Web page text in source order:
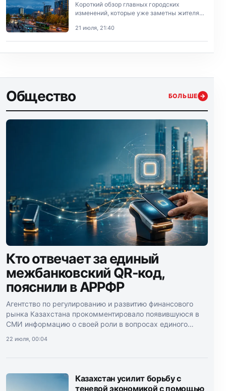
Короткий обзор главных городских
изменений, которые уже заметны жителям
21 июля, 21:40
Общество БОЛЬШЕ →
Кто отвечает за единый
межбанковский QR-код,
пояснили в АРРФР
Агентство по регулированию и развитию финансового
рынка Казахстана прокомментировало появившуюся в
СМИ информацию о своей роли в вопросах единого
22 июля, 00:04
Казахстан усилит борьбу с
теневой экономикой с помощью